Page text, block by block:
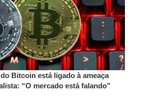
Bitcoin está ligado à ameaça
“O mercado está falando”